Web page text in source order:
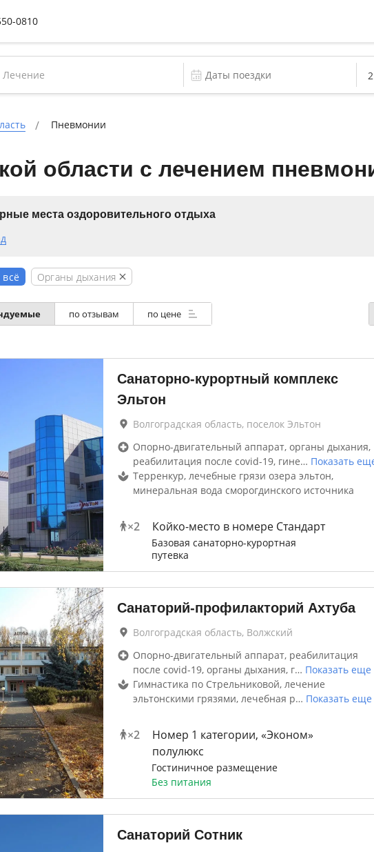
0810
Лечение
Пневмонии
области с лечением
места оздоровительного отдыха
Органы дыхания
по отзывам по цене
Санаторно-курортный комплекс
Эльтон
Волгоградская область, поселок Эльтон
Опорно-двигательный аппарат, органы дыхания,
реабилитация после covid-19, гине… Показать
Терренкур, лечебные грязи озера эльтон,
минеральная вода сморогдинского источника
×2 Койко-место в номере Стандарт
Базовая санаторно-курортная
путевка
Санаторий-профилакторий Ахтуба
Волгоградская область, Волжский
Опорно-двигательный аппарат, реабилитация
после covid-19, органы дыхания, г… Показать еще
Гимнастика по Стрельниковой, лечение
эльтонскими грязями, лечебная р… Показать еще
×2
Номер 1 категории, «Эконом»
полулюкс
Гостиничное размещение
Без питания
Санаторий Сотник